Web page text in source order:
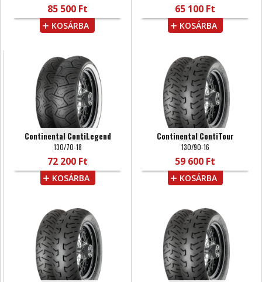
85 500 Ft
KOSÁRBA
65 100 Ft
KOSÁRBA
Continental ContiLegend
130/70-18
72 200 Ft
KOSÁRBA
Continental ContiTour
130/90-16
59 600 Ft
KOSÁRBA